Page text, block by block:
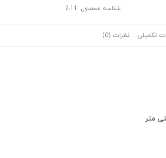
شناسه محصول: 11-2
تکمیلی نظرات (0)